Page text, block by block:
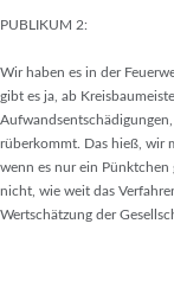
PUBLIKUM 2:
Wir haben es in der
gibt es ja, ab
rüberkommt. Das hieß, wir
wenn es nur ein Pünktchen
nicht, wie weit das
Wertschätzung der